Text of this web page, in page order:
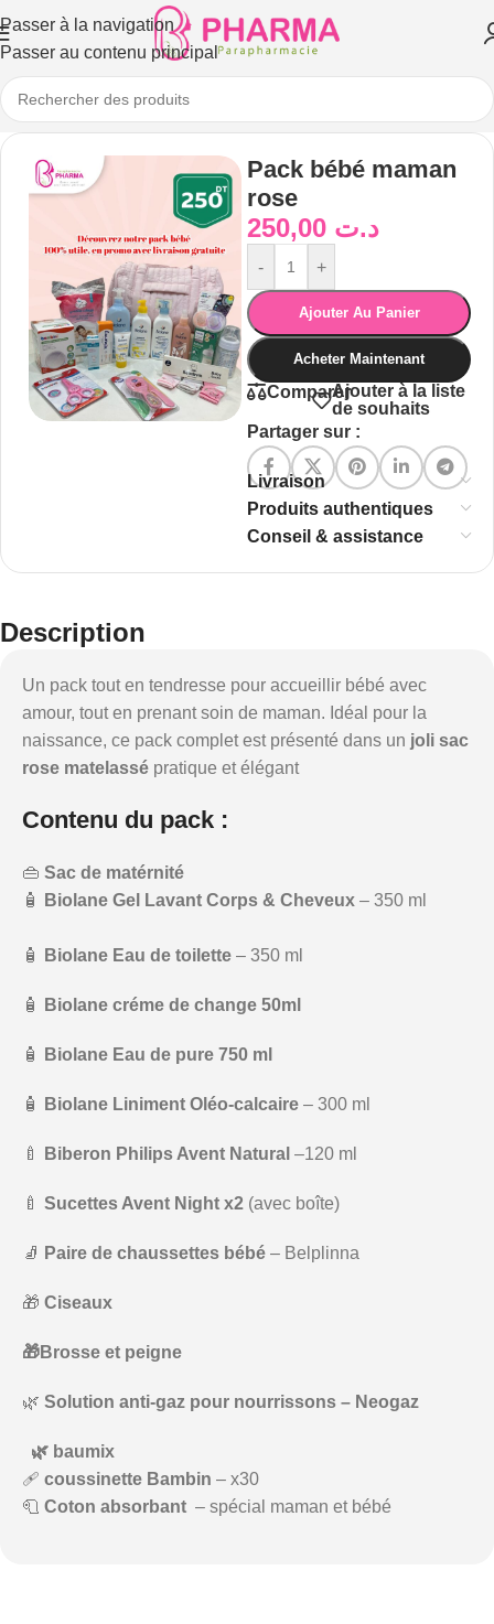
Passer à la navigation
Passer au contenu principal
Pack bébé maman
rose
د.ت
- +
Ajouter Au Panier
Acheter Maintenant
ComparerAjouter à la liste
de souhaits
Partager sur :
Livraison
Produits authentiques
Conseil & assistance
Description
Un pack tout en tendresse pour accueillir bébé avec
amour, tout en prenant soin de maman. Idéal pour la
naissance, ce pack complet est présenté dans un joli sac
rose matelassé pratique et élégant
Contenu du pack :
👜 Sac de matérnité
🧴
Biolane Gel Lavant Corps & Cheveux – 350 ml
🧴 Biolane Eau de toilette – 350 ml
🧴 Biolane créme de change 50ml
🧴 Biolane Eau de pure 750 ml
🧴 Biolane Liniment Oléo-calcaire – 300 ml
🍼 Biberon Philips Avent Natural –120 ml
🍼 Sucettes Avent Night x2 (avec boîte)
🧦 Paire de chaussettes bébé – Belplinna
🎁 Ciseaux
🎁Brosse et peigne
🌿 Solution anti-gaz pour nourrissons – Neogaz
🌿 baumix
🩹 coussinette Bambin – x30
🧻 Coton absorbant – spécial maman et bébé